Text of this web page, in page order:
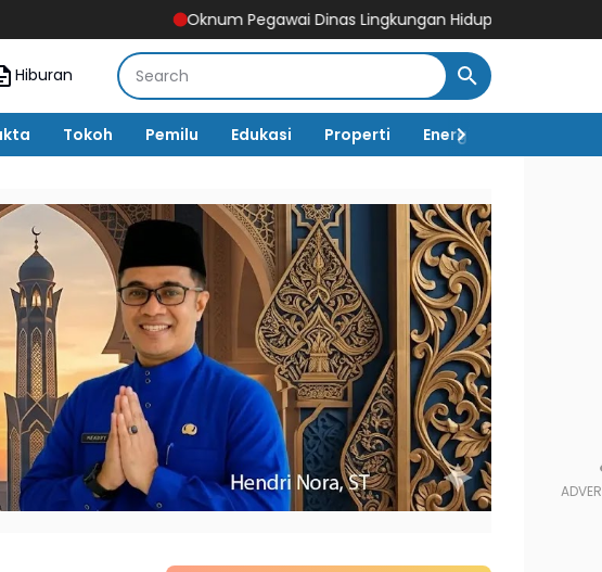
Oknum Pegawai Dinas Lingkungan Hidup Tebo Mangkir Kerja Usai
Hiburan
Tokoh Pemilu Edukasi Properti Energi